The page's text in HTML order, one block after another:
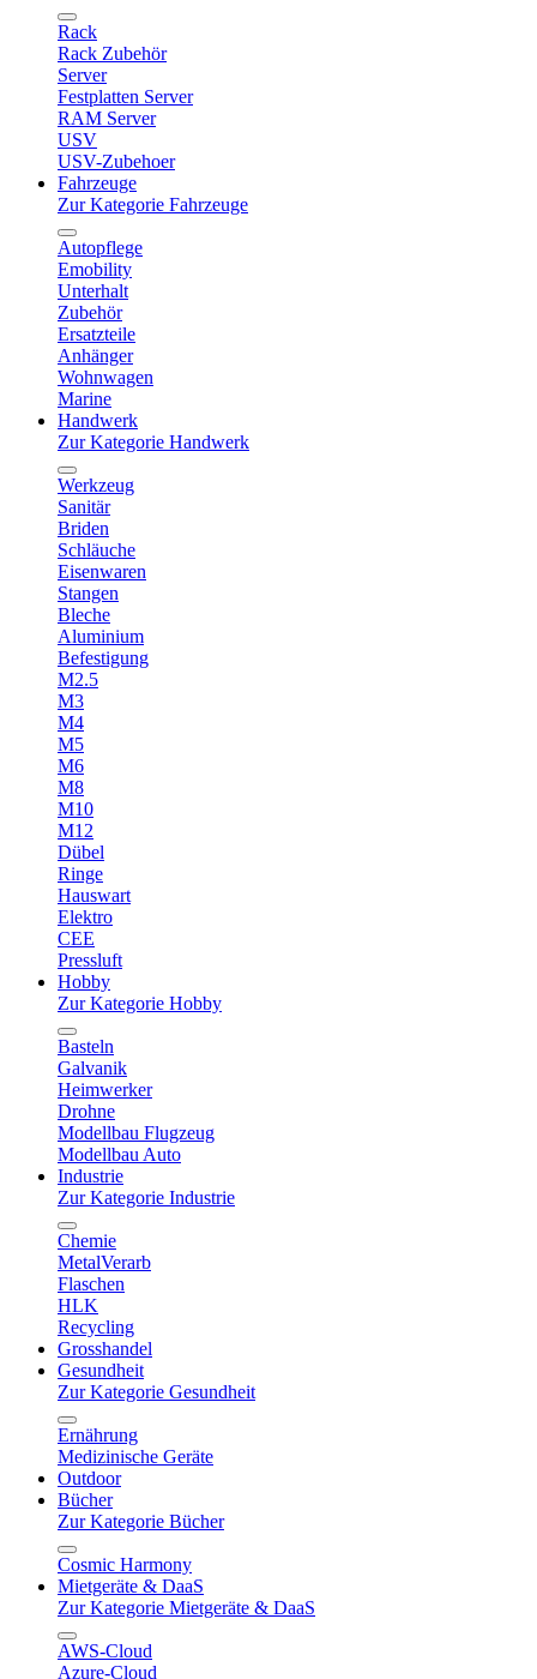
Rack
Rack Zubehör
Server
Festplatten Server
RAM Server
USV
USV-Zubehoer
Fahrzeuge
Zur Kategorie Fahrzeuge
Autopflege
Emobility
Unterhalt
Zubehör
Ersatzteile
Anhänger
Wohnwagen
Marine
Handwerk
Zur Kategorie Handwerk
Werkzeug
Sanitär
Briden
Schläuche
Eisenwaren
Stangen
Bleche
Aluminium
Befestigung
M2.5
M3
M4
M5
M6
M8
M10
M12
Dübel
Ringe
Hauswart
Elektro
CEE
Pressluft
Hobby
Zur Kategorie Hobby
Basteln
Galvanik
Heimwerker
Drohne
Modellbau Flugzeug
Modellbau Auto
Industrie
Zur Kategorie Industrie
Chemie
MetalVerarb
Flaschen
HLK
Recycling
Grosshandel
Gesundheit
Zur Kategorie Gesundheit
Ernährung
Medizinische Geräte
Outdoor
Bücher
Zur Kategorie Bücher
Cosmic Harmony
Mietgeräte & DaaS
Zur Kategorie Mietgeräte & DaaS
AWS-Cloud
Azure-Cloud